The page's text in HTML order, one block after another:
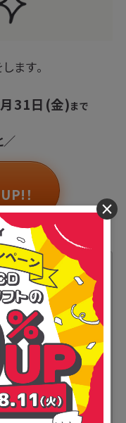
ます。
31日(金)まで
／
！
コード欄へご入
×